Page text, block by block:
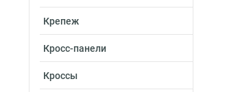
Крепеж
Кросс-панели
Кроссы